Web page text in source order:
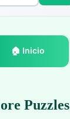
🏠 Inicio
Puzzles